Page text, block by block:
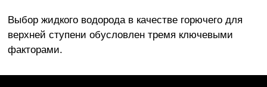
Выбор жидкого водорода в качестве горючего для
верхней ступени обусловлен тремя ключевыми
факторами.